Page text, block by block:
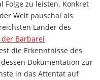
Folge zu leisten. Konkret
Welt pauschal als
Länder des
der Barbarei
die Erkenntnisse des
dessen Dokumentation zur
in das Attentat auf